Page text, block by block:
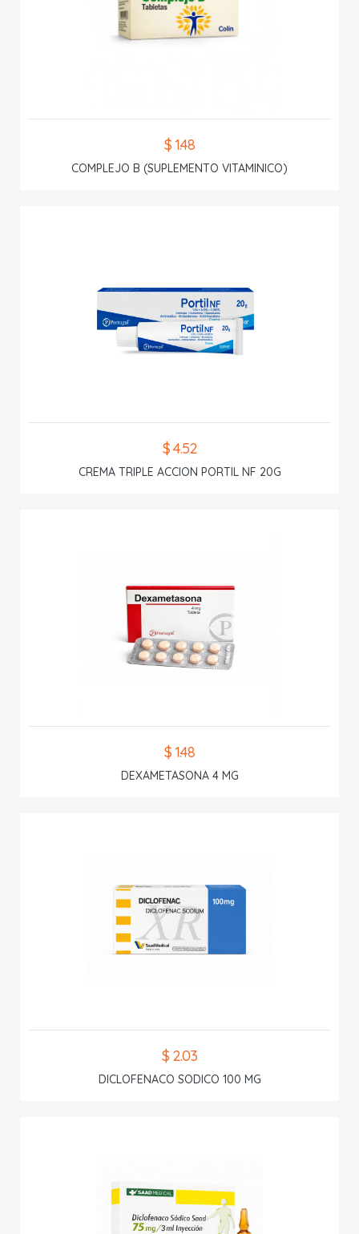
$ 1.48
COMPLEJO B (SUPLEMENTO VITAMINICO)
$ 4.52
CREMA TRIPLE ACCION PORTIL NF 20G
$ 1.48
DEXAMETASONA 4 MG
$ 2.03
DICLOFENACO SODICO 100 MG